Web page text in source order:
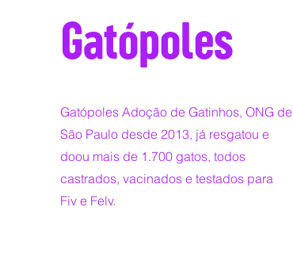
Gatópoles
Gatópoles Adoção de Gatinhos, ONG de
São Paulo desde 2013, já resgatou e
doou mais de 1.700 gatos, todos
castrados, vacinados e testados para
Fiv e Felv.